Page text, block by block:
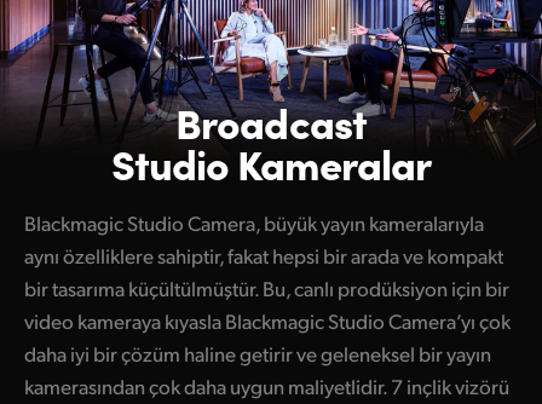
Singapore
South Africa
Spain
Sweden
Chinese Taipei
UAE
Ukraine
Broadcast
Studio Kameralar
Blackmagic Studio Camera, büyük yayın kameralarıyla
aynı özelliklere sahiptir, fakat hepsi bir arada ve kompakt
bir tasarıma küçültülmüştür. Bu, canlı prodüksiyon için bir
video kameraya kıyasla Blackmagic Studio Camera’yı çok
daha iyi bir çözüm haline getirir ve geleneksel bir yayın
kamerasından çok daha uygun maliyetlidir. 7 inçlik vizörü